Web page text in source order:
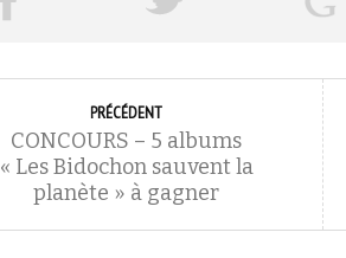
PRÉCÉDENT
CONCOURS – 5 albums
« Les Bidochon sauvent la
planète » à gagner